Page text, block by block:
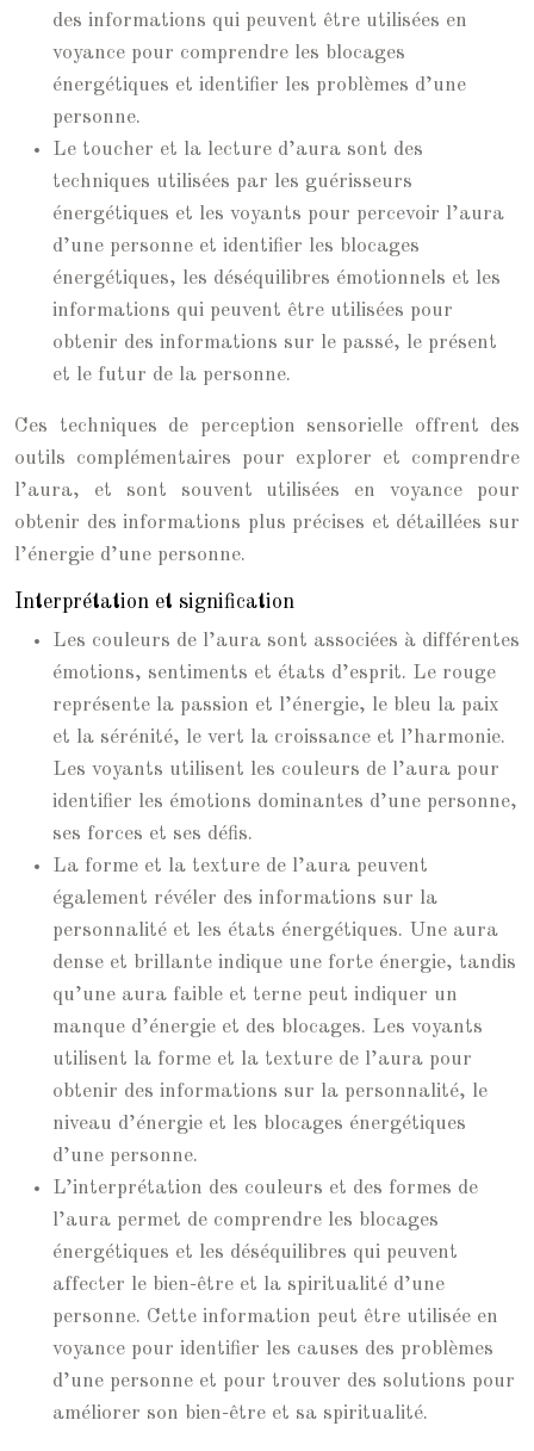
des informations qui peuvent être utilisées en
voyance pour comprendre les blocages
énergétiques et identifier les problèmes d’une
personne.
Le toucher et la lecture d’aura sont des
techniques utilisées par les guérisseurs
énergétiques et les voyants pour percevoir l’aura
d’une personne et identifier les blocages
énergétiques, les déséquilibres émotionnels et les
informations qui peuvent être utilisées pour
obtenir des informations sur le passé, le présent
et le futur de la personne.
Ces techniques de perception sensorielle offrent des
outils complémentaires pour explorer et comprendre
l’aura, et sont souvent utilisées en voyance pour
obtenir des informations plus précises et détaillées sur
l’énergie d’une personne.
Interprétation et signification
Les couleurs de l’aura sont associées à différentes
émotions, sentiments et états d’esprit. Le rouge
représente la passion et l’énergie, le bleu la paix
et la sérénité, le vert la croissance et l’harmonie.
Les voyants utilisent les couleurs de l’aura pour
identifier les émotions dominantes d’une personne,
ses forces et ses défis.
La forme et la texture de l’aura peuvent
également révéler des informations sur la
personnalité et les états énergétiques. Une aura
dense et brillante indique une forte énergie, tandis
qu’une aura faible et terne peut indiquer un
manque d’énergie et des blocages. Les voyants
utilisent la forme et la texture de l’aura pour
obtenir des informations sur la personnalité, le
niveau d’énergie et les blocages énergétiques
d’une personne.
L’interprétation des couleurs et des formes de
l’aura permet de comprendre les blocages
énergétiques et les déséquilibres qui peuvent
affecter le bien-être et la spiritualité d’une
personne. Cette information peut être utilisée en
voyance pour identifier les causes des problèmes
d’une personne et pour trouver des solutions pour
améliorer son bien-être et sa spiritualité.